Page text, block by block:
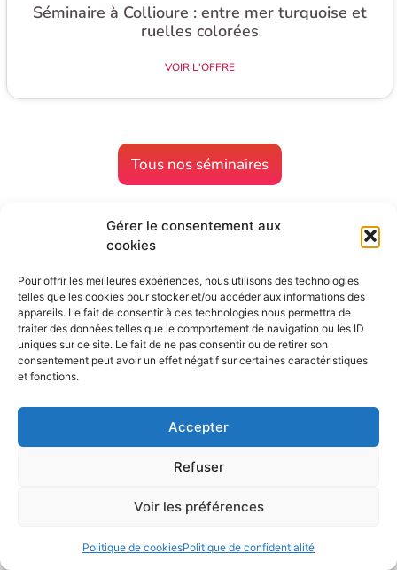
Gérer le consentement aux
cookies
Pour offrir les meilleures expériences, nous utilisons des technologies
telles que les cookies pour stocker et/ou accéder aux informations des
appareils. Le fait de consentir à ces technologies nous permettra de
traiter des données telles que le comportement de navigation ou les ID
uniques sur ce site. Le fait de ne pas consentir ou de retirer son
consentement peut avoir un effet négatif sur certaines caractéristiques
et fonctions.
Accepter
Refuser
Voir les préférences
Politique de cookiesPolitique de confidentialité
Séminaire à Collioure : entre mer turquoise et
ruelles colorées
VOIR L'OFFRE
Tous nos séminaires
Activités team building à
faire en bord de mer
Activités insolites & originales
Chasse au trésor
Soirée sur un catamaran privatisé
Rallye photo en bord de plage
Activités nautiques
Paddle
Activités bien-être et déconnexion
Français